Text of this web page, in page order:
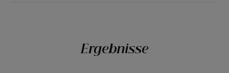
Ergebnisse